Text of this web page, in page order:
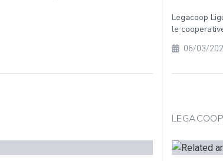
Legacoop
le
06/03/